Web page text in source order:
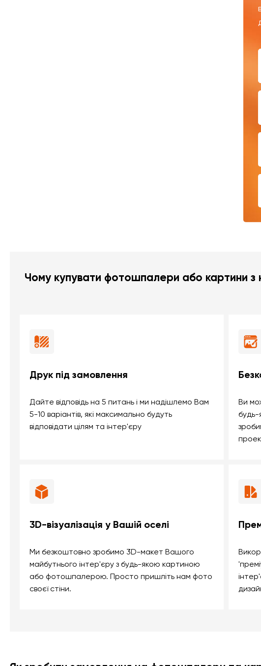
Чому купувати фотошпалери або картини з
Друк під замовлення
Дайте відповідь на 5 питань і ми надішлемо Вам
5-10 варіантів, які максимально будуть
відповідати цілям та інтер'єру
Ви
будь-
3D-візуалізація у Вашій оселі
Ми безкоштовно зробимо 3D-макет Вашого
майбутнього інтер'єру з будь-якою картиною
або фотошпалерою. Просто пришліть нам фото
своєї стіни.